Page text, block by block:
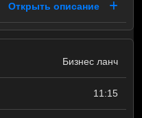
Открыть описание
Бизнес ланч
11:15